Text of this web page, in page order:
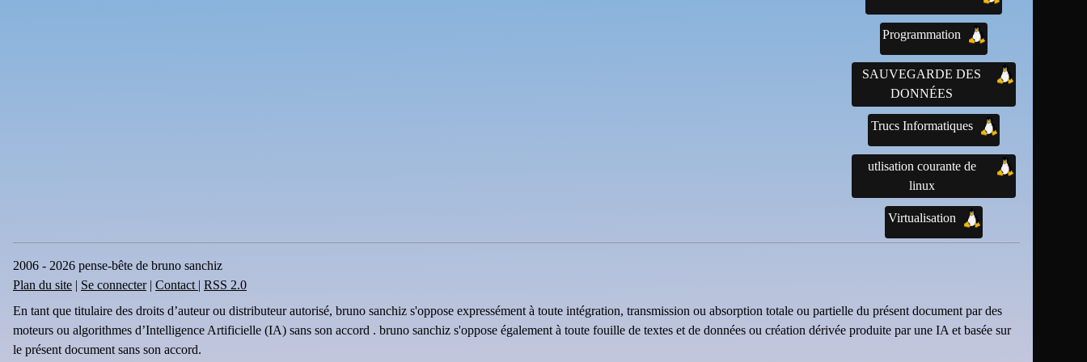
Programmation
SAUVEGARDE DES
DONNÉES
Trucs Informatiques
utlisation courante de
linux
Virtualisation
2006 - 2026 pense-bête de bruno sanchiz
Plan du site | Se connecter| Contact | RSS 2.0
En tant que titulaire des droits d’auteur ou distributeur autorisé, bruno sanchiz s'oppose expressément à toute intégration, transmission ou absorption totale ou partielle du présent document par des
moteurs ou algorithmes d’Intelligence Artificielle (IA) sans son accord . bruno sanchiz s'oppose également à toute fouille de textes et de données ou création dérivée produite par une IA et basée sur
le présent document sans son accord.